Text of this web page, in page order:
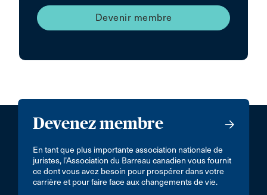
Devenir membre
Devenez membre
En tant que plus importante association nationale de
juristes, l’Association du Barreau canadien vous fournit
ce dont vous avez besoin pour prospérer dans votre
carrière et pour faire face aux changements de vie.